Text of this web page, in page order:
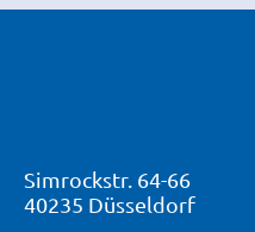
Simrockstr. 64-66
40235 Düsseldorf